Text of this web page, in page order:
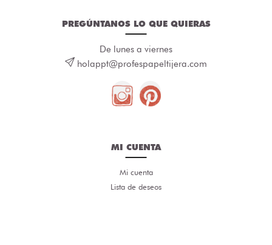
PREGÚNTANOS LO QUE QUIERAS
De lunes a viernes
holappt@profespapeltijera.com
MI CUENTA
Mi cuenta
Lista de deseos